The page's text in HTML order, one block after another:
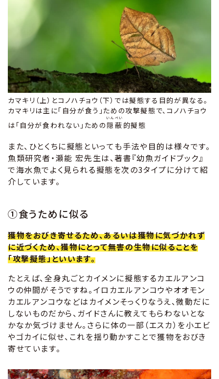
カマキリ（上）とコノハチョウ（下）では擬態する目的が異なる。
カマキリは主に「自分が食う」ための攻撃擬態で、コノハチョウ
は「自分が食われない」ための隠蔽
いんぺい
的擬態
また、ひとくちに擬態といっても手法や目的は様々です。
魚類研究者・瀬能 宏先生は、著書『幼魚ガイドブック』
で海水魚でよく見られる擬態を次の3タイプに分けて紹
介しています。
①食うために似る
獲物をおびき寄せるため、あるいは獲物に気づかれず
に近づくため、獲物にとって無害の生物に似ることを
「攻撃擬態」といいます。
たとえば、全身丸ごとカイメンに擬態するカエルアンコ
ウの仲間がそうですね。イロカエルアンコウやオオモン
カエルアンコウなどはカイメンそっくりなうえ、微動だに
しないものだから、ガイドさんに教えてもらわないとな
かなか気づけません。さらに体の一部（エスカ）を小エビ
やゴカイに似せ、これを揺り動かすことで獲物をおびき
寄せています。